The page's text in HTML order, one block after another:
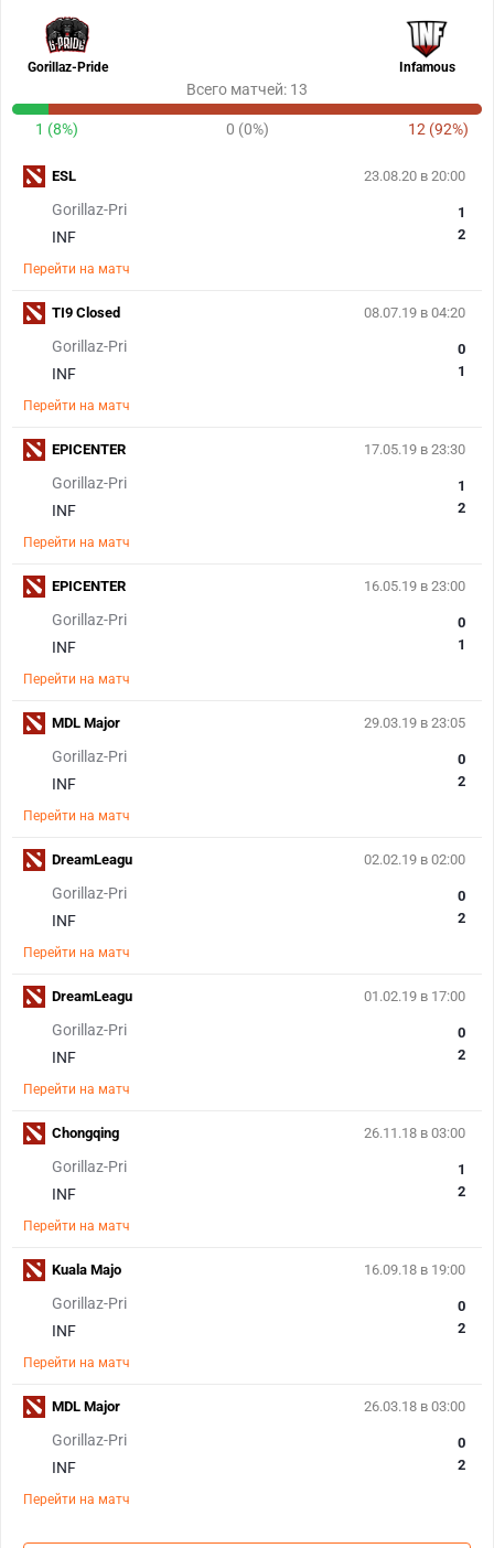
Gorillaz-Pride Infamous
Всего матчей: 13
1 (8%) 0 (0%) 12 (92%)
23.08.20 в 20:00
Gorillaz-Pri
INF
1
2
Перейти на матч
ESL
08.07.19 в 04:20
Gorillaz-Pri
INF
0
1
Перейти на матч
TI9 Closed
17.05.19 в 23:30
Gorillaz-Pri
INF
1
2
Перейти на матч
EPICENTER
16.05.19 в 23:00
Gorillaz-Pri
INF
0
1
Перейти на матч
EPICENTER
29.03.19 в 23:05
Gorillaz-Pri
INF
0
2
Перейти на матч
MDL Major
02.02.19 в 02:00
Gorillaz-Pri
INF
0
2
Перейти на матч
DreamLeagu
01.02.19 в 17:00
Gorillaz-Pri
INF
0
2
Перейти на матч
DreamLeagu
26.11.18 в 03:00
Gorillaz-Pri
INF
1
2
Перейти на матч
Chongqing
16.09.18 в 19:00
Gorillaz-Pri
INF
0
2
Перейти на матч
Kuala Majo
26.03.18 в 03:00
Gorillaz-Pri
INF
0
2
Перейти на матч
MDL Major